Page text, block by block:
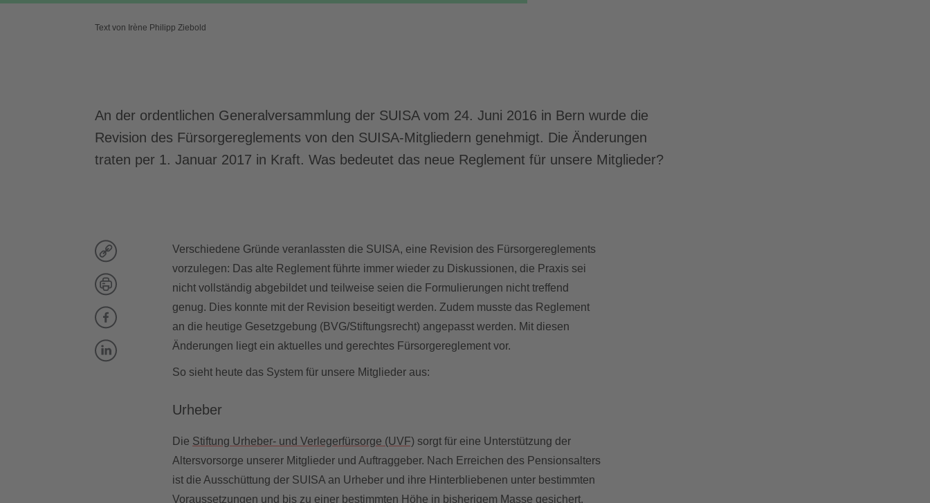
Text von Irène Philipp Ziebold
An der ordentlichen Generalversammlung der SUISA vom 24. Juni 2016 in Bern wurde die
Revision des Fürsorgereglements von den SUISA-Mitgliedern genehmigt. Die Änderungen
traten per 1. Januar 2017 in Kraft. Was bedeutet das neue Reglement für unsere Mitglieder?
Verschiedene Gründe veranlassten die SUISA, eine Revision des Fürsorgereglements
vorzulegen: Das alte Reglement führte immer wieder zu Diskussionen, die Praxis sei
nicht vollständig abgebildet und teilweise seien die Formulierungen nicht treffend
genug. Dies konnte mit der Revision beseitigt werden. Zudem musste das Reglement
an die heutige Gesetzgebung (BVG/Stiftungsrecht) angepasst werden. Mit diesen
Änderungen liegt ein aktuelles und gerechtes Fürsorgereglement vor.
So sieht heute das System für unsere Mitglieder aus:
Urheber
Die Stiftung Urheber- und Verlegerfürsorge (UVF) sorgt für eine Unterstützung der
Altersvorsorge unserer Mitglieder und Auftraggeber. Nach Erreichen des Pensionsalters
ist die Ausschüttung der SUISA an Urheber und ihre Hinterbliebenen unter bestimmten
Voraussetzungen und bis zu einer bestimmten Höhe in bisherigem Masse gesichert.